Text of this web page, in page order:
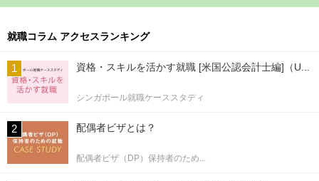
就職コラム アクセスランキング
資格・スキルを活かす就職 [米国公認会計士編]（U...
シンガポール就職ケーススタディ
配偶者ビザとは？
配偶者ビザ（DP）保持者のため...